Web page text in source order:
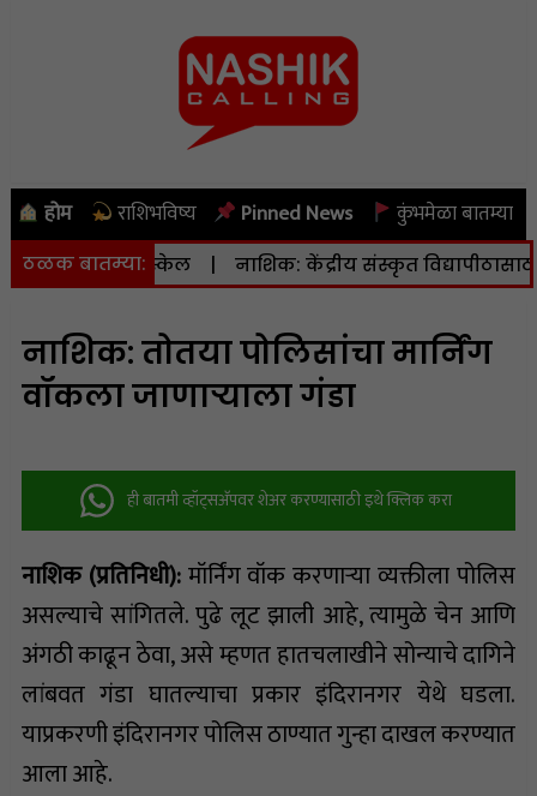
होम राशिभविष्य Pinned News कुंभमेळा बातम्या
ठळक बातम्या:
४.३ रिश्टर स्केल | नाशिक: केंद्रीय संस्कृत विद्यापीठासाठी
नाशिक: तोतया पोलिसांचा मार्निंग
वॉकला जाणाऱ्याला गंडा
ही बातमी व्हॉट्सअ‍ॅपवर शेअर करण्यासाठी इथे क्लिक करा
नाशिक (प्रतिनिधी):मॉर्निंग वॉक करणाऱ्या व्यक्तीला पोलिस
असल्याचे सांगितले. पुढे लूट झाली आहे, त्यामुळे चेन आणि
अंगठी काढून ठेवा, असे म्हणत हातचलाखीने सोन्याचे दागिने
लांबवत गंडा घातल्याचा प्रकार इंदिरानगर येथे घडला.
याप्रकरणी इंदिरानगर पोलिस ठाण्यात गुन्हा दाखल करण्यात
आला आहे.